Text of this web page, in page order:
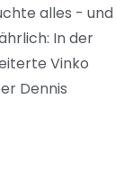
alles - und
In der
Vinko
Dennis